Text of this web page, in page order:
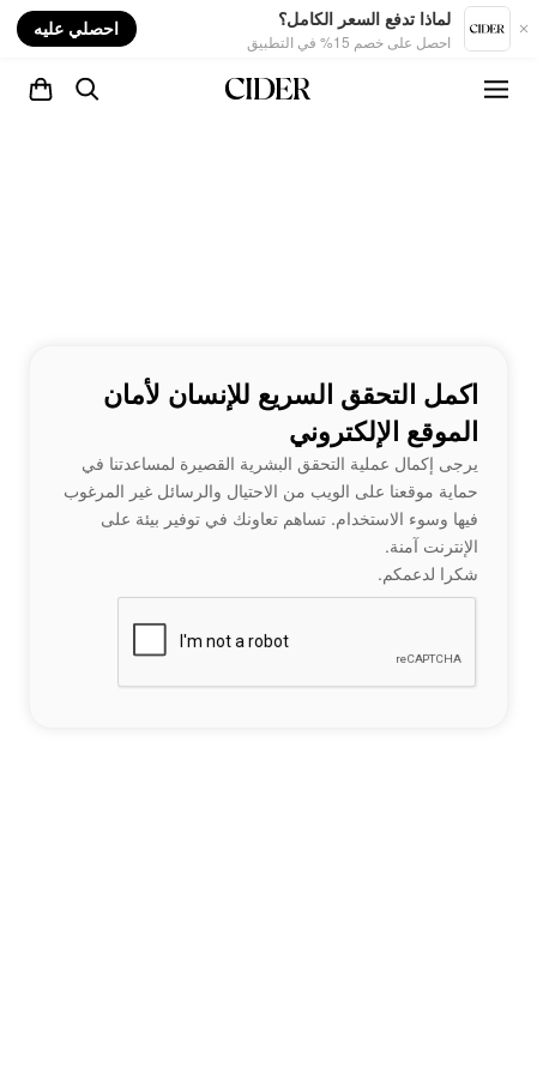
لماذا تدفع السعر الكامل؟
احصل على خصم 15% في التطبيق
احصلي عليه
اكمل التحقق السريع للإنسان لأمان
الموقع الإلكتروني
يرجى إكمال عملية التحقق البشرية القصيرة لمساعدتنا في
حماية موقعنا على الويب من الاحتيال والرسائل غير المرغوب
فيها وسوء الاستخدام. تساهم تعاونك في توفير بيئة على
الإنترنت آمنة.
شكرا لدعمكم.